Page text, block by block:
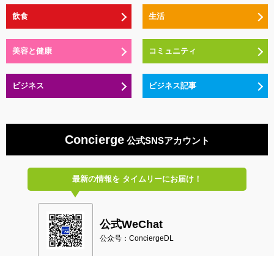
飲食 生活
美容と健康 コミュニティ
ビジネス ビジネス記事
Concierge公式SNSアカウント
最新の情報をタイムリーにお届け！
公式WeChat
公众号：ConciergeDL